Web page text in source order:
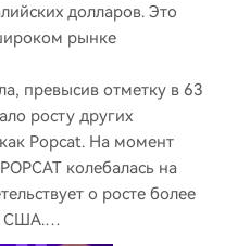
долларов. Это
рынке
превысив отметку в 63
росту других
Popcat. На момент
колебалась на
о росте более
США.…